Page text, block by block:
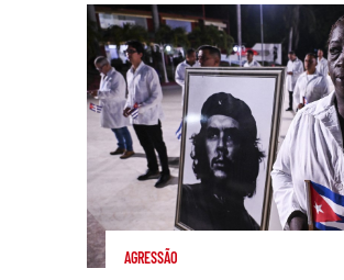
AGRESSÃO